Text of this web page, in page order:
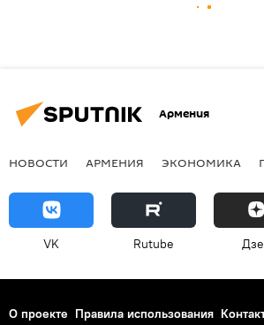
Армения
НОВОСТИ АРМЕНИЯ ЭКОНОМИКА
VK Rutube
О проекте Правила использования